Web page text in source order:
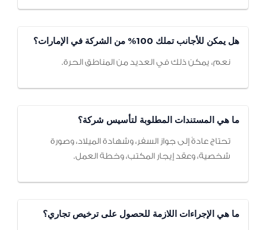
هل يمكن للأجانب تملك 100% من الشركة في الإمارات؟
نعم، يمكن ذلك في العديد من المناطق الحرة.
ما هي المستندات المطلوبة لتأسيس شركة؟
تحتاج عادةً إلى جواز السفر، وشهادة الميلاد، وصورة
شخصية، وعقد إيجار المكتب، وخطة العمل.
ما هي الإجراءات اللازمة للحصول على ترخيص تجاري؟